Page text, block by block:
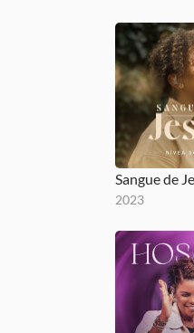
Sangue de
2023